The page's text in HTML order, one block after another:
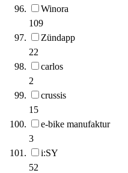
Winora
109
Zündapp
22
carlos
2
crussis
15
e-bike manufaktur
3
i:SY
52